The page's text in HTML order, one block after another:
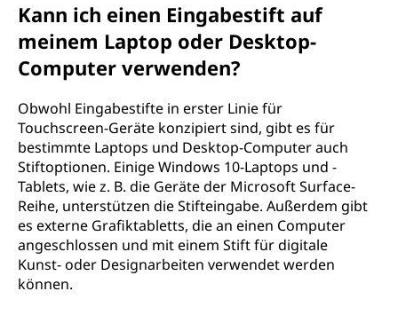
Kann ich einen Eingabestift auf
meinem Laptop oder Desktop-
Computer verwenden?
Obwohl Eingabestifte in erster Linie für
Touchscreen-Geräte konzipiert sind, gibt es für
bestimmte Laptops und Desktop-Computer auch
Stiftoptionen. Einige Windows 10-Laptops und -
Tablets, wie z. B. die Geräte der Microsoft Surface-
Reihe, unterstützen die Stifteingabe. Außerdem gibt
es externe Grafiktabletts, die an einen Computer
angeschlossen und mit einem Stift für digitale
Kunst- oder Designarbeiten verwendet werden
können.